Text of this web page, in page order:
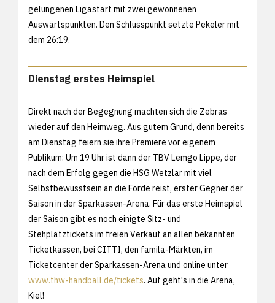
gelungenen Ligastart mit zwei gewonnenen
Auswärtspunkten. Den Schlusspunkt setzte Pekeler mit
dem 26:19.
Dienstag erstes Heimspiel
Direkt nach der Begegnung machten sich die Zebras
wieder auf den Heimweg. Aus gutem Grund, denn bereits
am Dienstag feiern sie ihre Premiere vor eigenem
Publikum: Um 19 Uhr ist dann der TBV Lemgo Lippe, der
nach dem Erfolg gegen die HSG Wetzlar mit viel
Selbstbewusstsein an die Förde reist, erster Gegner der
Saison in der Sparkassen-Arena. Für das erste Heimspiel
der Saison gibt es noch einigte Sitz- und
Stehplatztickets im freien Verkauf an allen bekannten
Ticketkassen, bei CITTI, den famila-Märkten, im
Ticketcenter der Sparkassen-Arena und online unter
www.thw-handball.de/tickets. Auf geht's in die Arena,
Kiel!